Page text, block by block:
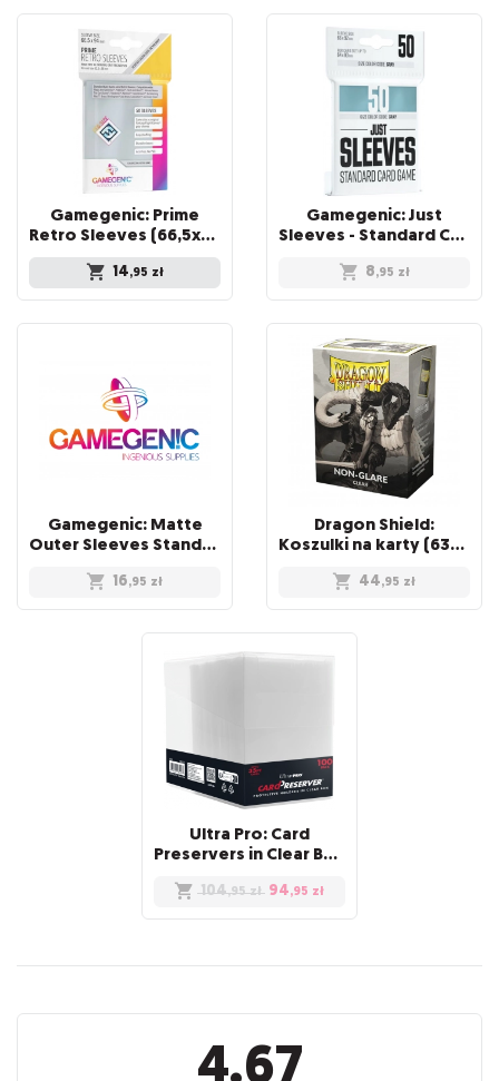
Gamegenic: Prime
Retro Sleeves (66,5x94 mm) 50 sztuk, Clear
14,95 zł
Gamegenic: Just
Sleeves - Standard Card Game Sleeves (66x91 mm), 50 sztuk
8,95 zł
Gamegenic: Matte
Outer Sleeves Standard (66x91 mm), 50 sztuk
16,95 zł
Dragon Shield:
Koszulki na karty (63x88 mm) "Standard Size" Non-Glare, 100 sztuk, Clear
44,95 zł
Ultra Pro: Card
Preservers in Clear Box (100)
104,95 zł 94,95 zł
Recenzje
4.67